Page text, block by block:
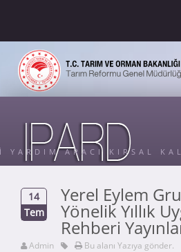
ARACI KIRSAL
14
Tem
Yerel Eylem
Yönelik Yıllık
Rehberi
Admin Bu alanı Yazıya gönder.